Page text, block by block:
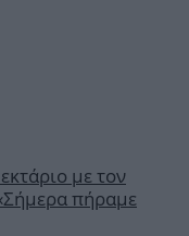
με τον
πήραμε